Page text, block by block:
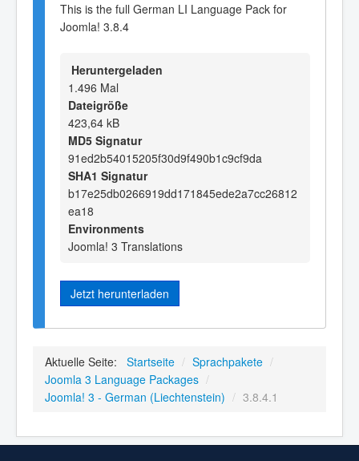
This is the full German LI Language Pack for
Joomla! 3.8.4
Heruntergeladen
1.496 Mal
Dateigröße
423,64 kB
MD5 Signatur
91ed2b54015205f30d9f490b1c9cf9da
SHA1 Signatur
b17e25db0266919dd171845ede2a7cc26812
ea18
Environments
Joomla! 3 Translations
Jetzt herunterladen
Aktuelle Seite: Startseite / Sprachpakete /
Joomla 3 Language Packages /
Joomla! 3 - German (Liechtenstein) / 3.8.4.1